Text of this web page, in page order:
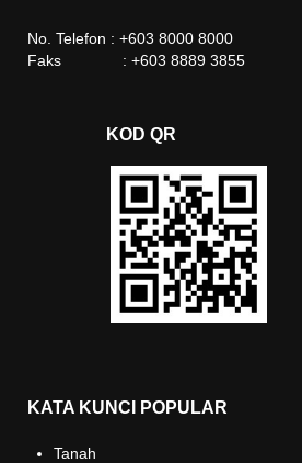
No. Telefon : +603 8000 8000
Faks : +603 8889 3855
KOD QR
KATA KUNCI POPULAR
Tanah